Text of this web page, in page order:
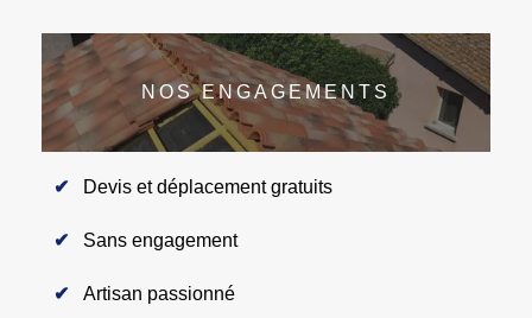
NOS ENGAGEMENTS
Devis et déplacement gratuits
Sans engagement
Artisan passionné